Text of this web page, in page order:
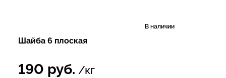
В наличии
Шайба 6 плоская
190 руб. /кг